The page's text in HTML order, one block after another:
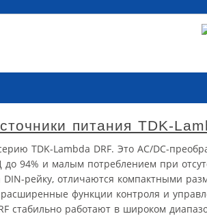
питания TDK-
TDK-Lambda DRF. Это AC/DC-
до 94% и малым потреблением при
рейку, отличаются компактными
функции контроля и
стабильно работают в широком